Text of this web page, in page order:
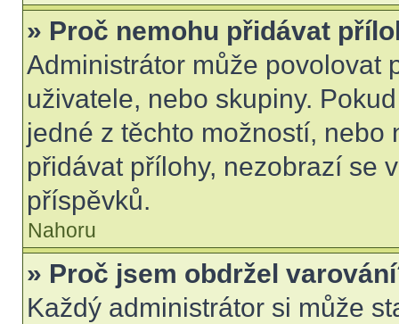
» Proč nemohu přidávat
Administrátor může povolovat
uživatele, nebo skupiny.
jedné z těchto možností,
přidávat přílohy, nezobrazí se
příspěvků.
Nahoru
» Proč jsem obdržel
Každý administrátor si může